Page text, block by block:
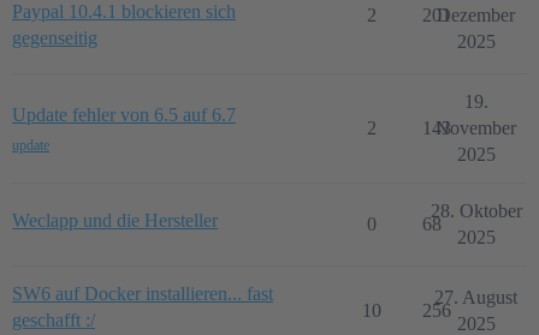
Paypal 10.4.1 blockieren sich
gegenseitig
2 201Dezember
2025
Update fehler von 6.5 auf 6.7
update
2 143
19.
November
2025
Weclapp und die Hersteller 0 68
28. Oktober
2025
SW6 auf Docker installieren... fast
geschafft :/
10 256
27. August
2025